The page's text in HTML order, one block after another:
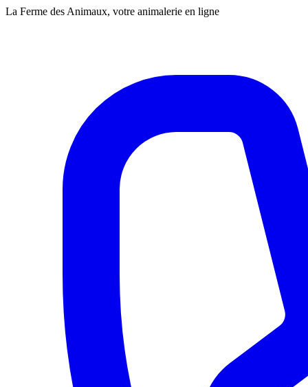
La Ferme des Animaux, votre animalerie en ligne